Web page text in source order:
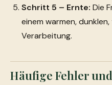
Schritt 5 – Ernte: Die
einem warmen,
Verarbeitung.
Häufige Fehler